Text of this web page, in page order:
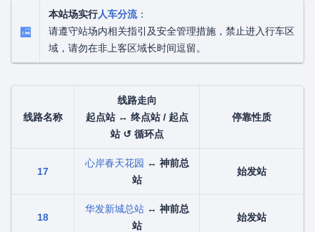
本站场实行人车分流：
请遵守站场内相关指引及安全管理措施，禁止进入行车区
域，请勿在非上客区域长时间逗留。
线路名称
线路走向
起点站 ↔ 终点站 / 起点
站 ↺ 循环点
停靠性质
17
心岸春天花园 ↔ 神前总
站
始发站
18
华发新城总站↔ 神前总
站
始发站